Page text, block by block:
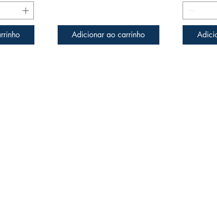
Adicionar ao carrinho